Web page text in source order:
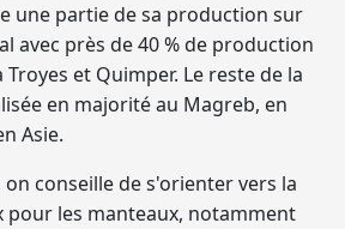
une partie de sa production sur
avec près de40 % de production
Troyes et Quimper. Le reste de la
en majorité au Magreb, en
Asie.
conseille de s'orienter vers la
pour les manteaux, notamment